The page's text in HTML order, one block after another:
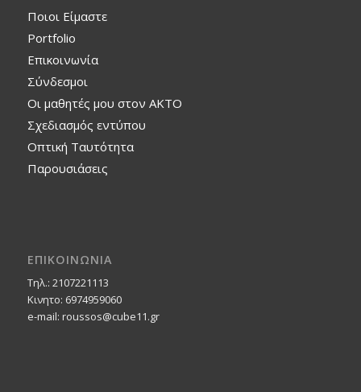
Ποιοι Είμαστε
Portfolio
Επικοινωνία
Σύνδεσμοι
Οι μαθητές μου στον ΑΚΤΟ
Σχεδιασμός εντύπου
Οπτική Ταυτότητα
Παρουσιάσεις
ΕΠΙΚΟΙΝΩΝΙΑ
Τηλ.: 2107221113
Κινητο: 6974959060
e-mail: roussos@cube11.gr